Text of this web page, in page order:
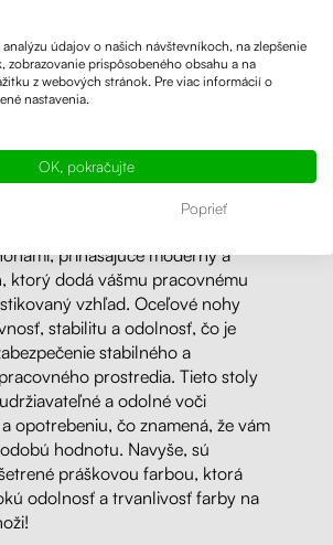
je výhodné pre zákazníkov, ktorí
stôl za prijateľnú cenu.
klasické moderné písacie
vytvorené na mieru pre vás!
písací stôlLiftor Basic od 119 €!
si vlastný stôltu.
prinášajúce moderný a
ktorý dodá vášmu pracovnému
vzhľad. Oceľové nohy
stabilitu a odolnosť, čo je
stabilného a
prostredia. Tieto stoly
a odolné voči
opotrebeniu, čo znamená, že vám
hodnotu. Navyše, sú
práškovou farbou, ktorá
odolnosť a trvanlivosť farby na
údajov o našich návštevníkoch, na zlepšenie
zobrazovanie prispôsobeného obsahu a na
z webových stránok. Pre viac informácií o
nastavenia.
OK, pokračujte
Poprieť